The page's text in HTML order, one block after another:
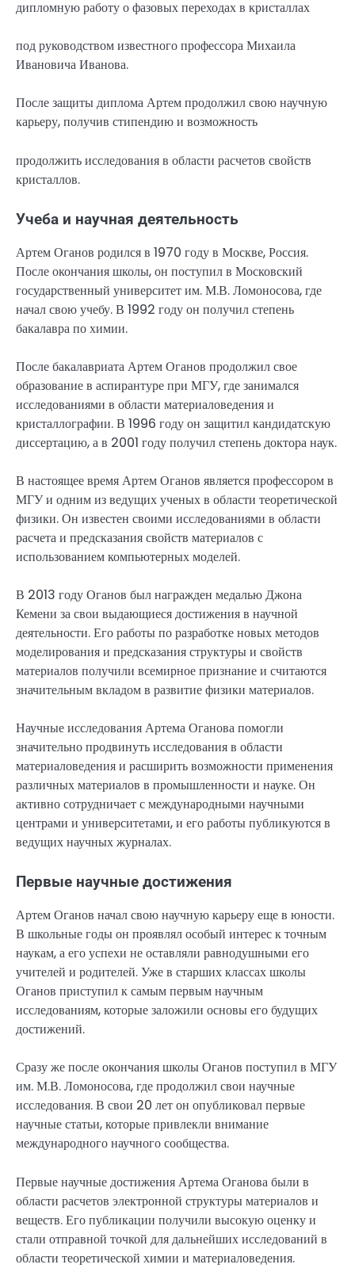
дипломную работу о фазовых переходах в кристаллах
под руководством известного профессора Михаила
Ивановича Иванова.
После защиты диплома Артем продолжил свою научную
карьеру, получив стипендию и возможность
продолжить исследования в области расчетов свойств
кристаллов.
Учеба и научная деятельность
Артем Оганов родился в 1970 году в Москве, Россия.
После окончания школы, он поступил в Московский
государственный университет им. М.В. Ломоносова, где
начал свою учебу. В 1992 году он получил степень
бакалавра по химии.
После бакалавриата Артем Оганов продолжил свое
образование в аспирантуре при МГУ, где занимался
исследованиями в области материаловедения и
кристаллографии. В 1996 году он защитил кандидатскую
диссертацию, а в 2001 году получил степень доктора наук.
В настоящее время Артем Оганов является профессором в
МГУ и одним из ведущих ученых в области теоретической
физики. Он известен своими исследованиями в области
расчета и предсказания свойств материалов с
использованием компьютерных моделей.
В 2013 году Оганов был награжден медалью Джона
Кемени за свои выдающиеся достижения в научной
деятельности. Его работы по разработке новых методов
моделирования и предсказания структуры и свойств
материалов получили всемирное признание и считаются
значительным вкладом в развитие физики материалов.
Научные исследования Артема Оганова помогли
значительно продвинуть исследования в области
материаловедения и расширить возможности применения
различных материалов в промышленности и науке. Он
активно сотрудничает с международными научными
центрами и университетами, и его работы публикуются в
ведущих научных журналах.
Первые научные достижения
Артем Оганов начал свою научную карьеру еще в юности.
В школьные годы он проявлял особый интерес к точным
наукам, а его успехи не оставляли равнодушными его
учителей и родителей. Уже в старших классах школы
Оганов приступил к самым первым научным
исследованиям, которые заложили основы его будущих
достижений.
Сразу же после окончания школы Оганов поступил в МГУ
им. М.В. Ломоносова, где продолжил свои научные
исследования. В свои 20 лет он опубликовал первые
научные статьи, которые привлекли внимание
международного научного сообщества.
Первые научные достижения Артема Оганова были в
области расчетов электронной структуры материалов и
веществ. Его публикации получили высокую оценку и
стали отправной точкой для дальнейших исследований в
области теоретической химии и материаловедения.